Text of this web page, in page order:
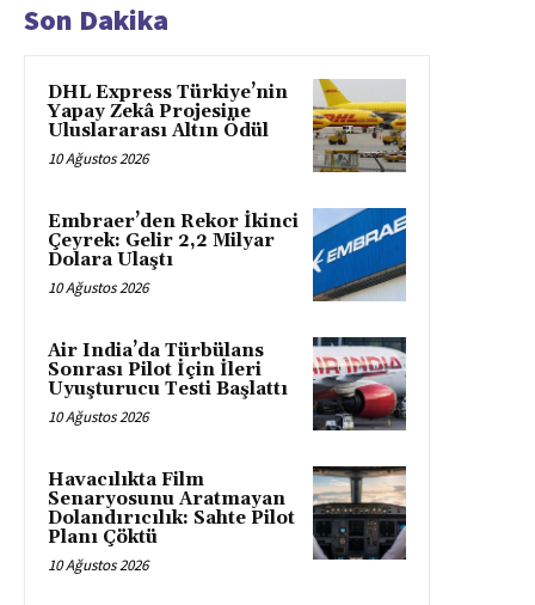
Son Dakika
DHL Express Türkiye’nin
Yapay Zekâ Projesine
Uluslararası Altın Ödül
10 Ağustos 2026
Embraer’den Rekor İkinci
Çeyrek: Gelir 2,2 Milyar
Dolara Ulaştı
10 Ağustos 2026
Air India’da Türbülans
Sonrası Pilot İçin İleri
Uyuşturucu Testi Başlattı
10 Ağustos 2026
Havacılıkta Film
Senaryosunu Aratmayan
Dolandırıcılık: Sahte Pilot
Planı Çöktü
10 Ağustos 2026